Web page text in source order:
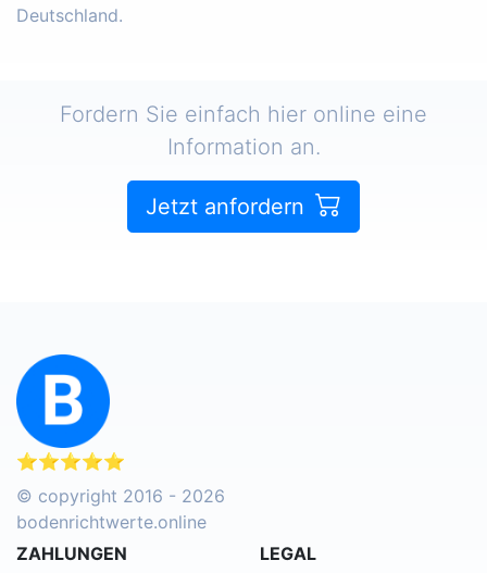
Deutschland.
Fordern Sie einfach hier online eine
Information an.
Jetzt anfordern
⭐⭐⭐⭐⭐
© copyright 2016 - 2026
bodenrichtwerte.online
ZAHLUNGEN
LEGAL